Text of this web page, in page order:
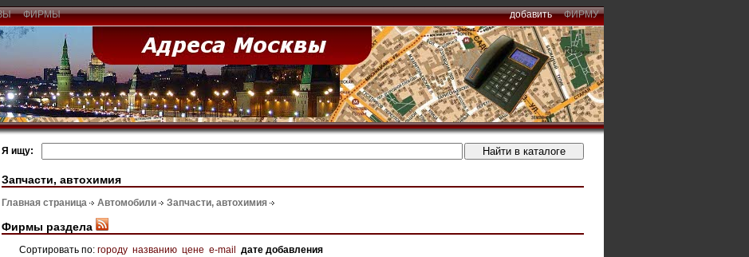
ФИРМЫ добавить ФИРМУ
Я ищу:
Запчасти, автохимия
Главная страница Автомобили Запчасти, автохимия
Фирмы раздела
Сортировать по: городу названию цене e-mail дате добавления